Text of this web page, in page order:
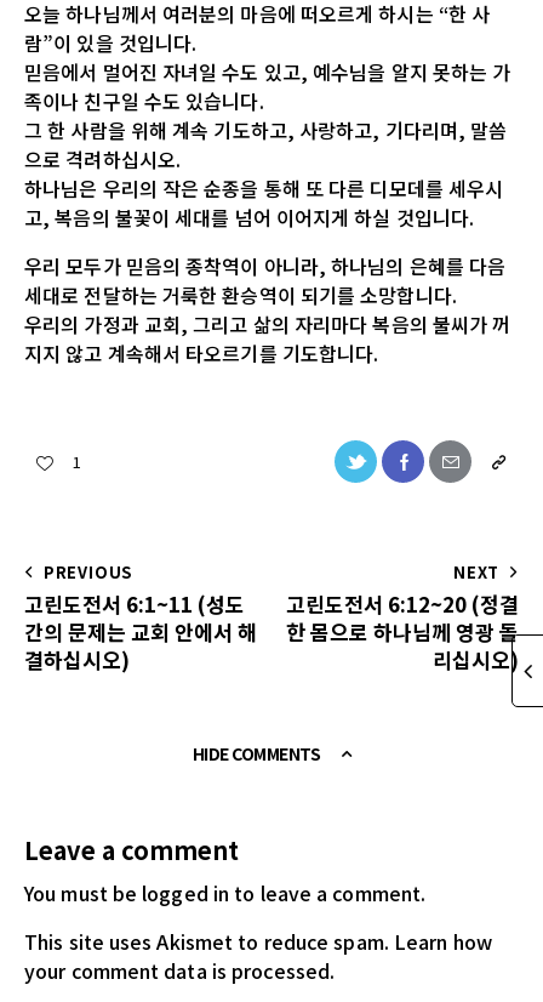
오늘 하나님께서 여러분의 마음에 떠오르게 하시는 “한 사
람”이 있을 것입니다.
믿음에서 멀어진 자녀일 수도 있고, 예수님을 알지 못하는 가
족이나 친구일 수도 있습니다.
그 한 사람을 위해 계속 기도하고, 사랑하고, 기다리며, 말씀
으로 격려하십시오.
하나님은 우리의 작은 순종을 통해 또 다른 디모데를 세우시
고, 복음의 불꽃이 세대를 넘어 이어지게 하실 것입니다.
우리 모두가 믿음의 종착역이 아니라, 하나님의 은혜를 다음
세대로 전달하는 거룩한 환승역이 되기를 소망합니다.
우리의 가정과 교회, 그리고 삶의 자리마다 복음의 불씨가 꺼
지지 않고 계속해서 타오르기를 기도합니다.
1
PREVIOUS
고린도전서 6:1~11 (성도
간의 문제는 교회 안에서 해
결하십시오)
NEXT
고린도전서 6:12~20 (정결
한 몸으로 하나님께 영광 돌
리십시오)
HIDE COMMENTS
Leave a comment
You must be logged in to leave a comment.
This site uses Akismet to reduce spam. Learn how
your comment data is processed.